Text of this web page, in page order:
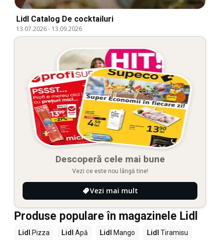
Lidl Catalog De cocktailuri
13.07.2026- 13.09.2026
Descoperă cele mai bune
Vezi ce este nou lângă tine!
Vezi mai mult
Produse populare în magazinele Lidl
Lidl Pizza Lidl Apă Lidl Mango Lidl Tiramisu